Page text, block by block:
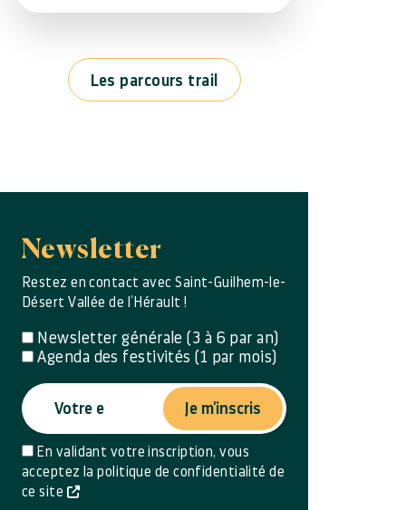
Les parcours trail
Newsletter
Restez en contact avec Saint-Guilhem-le-
Désert Vallée de l’Hérault !
Newsletter générale (3 à 6 par an)
Agenda des festivités (1 par mois)
En validant votre inscription, vous
acceptez la politique de confidentialité de
ce site
Je m'inscris